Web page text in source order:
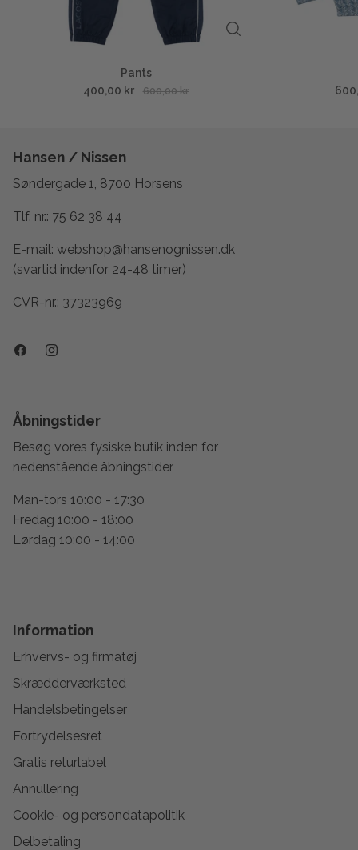
Pants
400,00 kr
600,00 kr
Hansen / Nissen
Søndergade 1, 8700 Horsens
Tlf. nr.: 75 62 38 44
E-mail: webshop@hansenognissen.dk
(svartid indenfor 24-48 timer)
CVR-nr.: 37323969
Åbningstider
Besøg vores fysiske butik inden for
nedenstående åbningstider
Man-tors 10:00 - 17:30
Fredag 10:00 - 18:00
Lørdag 10:00 - 14:00
Information
Erhvervs- og firmatøj
Skrædderværksted
Handelsbetingelser
Fortrydelsesret
Gratis returlabel
Annullering
Cookie- og persondatapolitik
Delbetaling